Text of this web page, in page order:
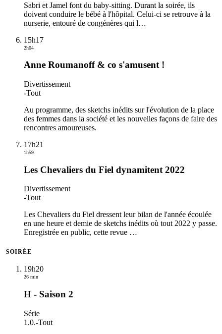
Sabri et Jamel font du baby-sitting. Durant la soirée, ils
doivent conduire le bébé à l'hôpital. Celui-ci se retrouve à la
nurserie, entouré de congénères qui l…
15h17
2h04
Anne Roumanoff & co s'amusent !
Divertissement
-Tout
Au programme, des sketchs inédits sur l'évolution de la place
des femmes dans la société et les nouvelles façons de faire des
rencontres amoureuses.
17h21
1h59
Les Chevaliers du Fiel dynamitent 2022
Divertissement
-Tout
Les Chevaliers du Fiel dressent leur bilan de l'année écoulée
en une heure et demie de sketchs inédits où tout 2022 y passe.
Enregistrée en public, cette revue …
SOIRÉE
19h20
26 min
H - Saison 2
Série
1.0.-Tout